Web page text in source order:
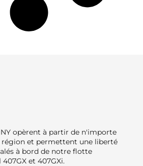
opèrent à partir de n'importe
et permettent une liberté
à bord de notre flotte
et 407GXi.